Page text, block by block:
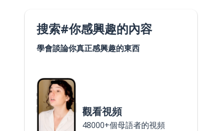
搜索#你感興趣的內容
學會談論你真正感興趣的東西
觀看視頻
48000+個母語者的視頻